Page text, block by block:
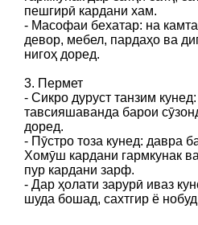
пешгирӣ кардани хам.
- Масофаи бехатар: на
девор, мебел, пардаҳо ва
нигоҳ доред.
3. Пермет
- Сикро дуруст танзим
тавсияшаванда барои
доред.
- Пӯстро тоза кунед: давра
Хомӯш кардани гармкунак
пур кардани зарф.
- Дар ҳолати зарурӣ иваз
шуда бошад, сахтгир ё